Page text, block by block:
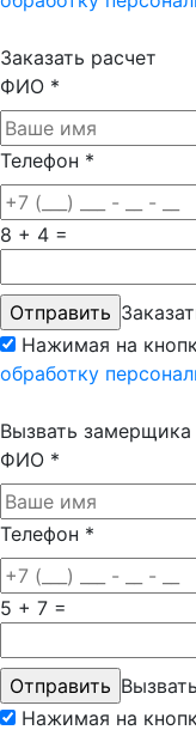
Заказать расчет
ФИО *
Телефон *
8 + 4 =
Нажимая на
обработку
Вызвать замерщика
ФИО *
Телефон *
5 + 7 =
Нажимая на